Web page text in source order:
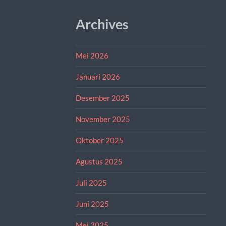
Archives
Mei 2026
Januari 2026
Desember 2025
November 2025
Oktober 2025
Agustus 2025
Juli 2025
Juni 2025